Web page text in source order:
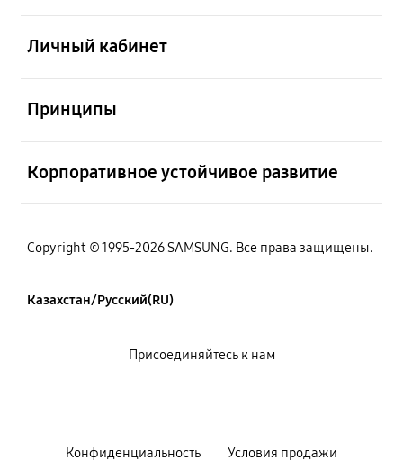
Личный кабинет
Принципы
Корпоративное устойчивое развитие
Copyright © 1995-2026 SAMSUNG. Все права защищены.
Казахстан/Русский(RU)
Конфиденциальность Условия продажи
Присоединяйтесь к нам